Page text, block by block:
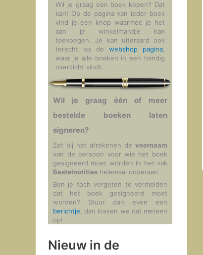
Wil je graag een boek kopen? Dat
kan! Op de pagina van ieder boek
vind je een knop waarmee je het
aan je winkelmandje kan
toevoegen. Je kan uiteraard ook
terecht op de webshop pagina,
waar je alle boeken in een handig
overzicht vindt.
Wil je graag één of meer
bestelde boeken laten
signeren?
Zet bij het afrekenen de voornaam
van de persoon voor wie het boek
gesigneerd moet worden in het vak
Bestelnotities helemaal onderaan.
Ben je toch vergeten te vermelden
dat het boek gesigneerd moet
worden? Stuur dan even een
berichtje , dan lossen we dat meteen
op!
Nieuw in de